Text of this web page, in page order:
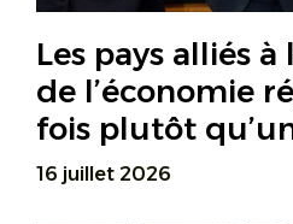
Les pays alliés à
de l’économie
fois plutôt
16 juillet 2026